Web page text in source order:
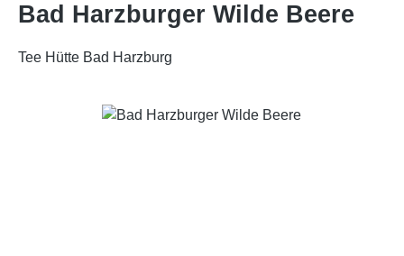
Bad Harzburger Wilde Beere
Tee Hütte Bad Harzburg
Bildergalerie überspringen